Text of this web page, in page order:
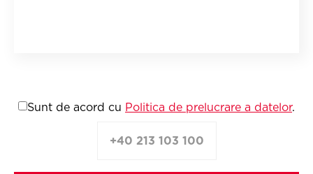
Sunt de acord cu Politica de prelucrare a datelor.
+40 213 103 100